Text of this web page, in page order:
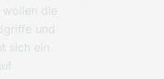
wollen die
und
sich ein